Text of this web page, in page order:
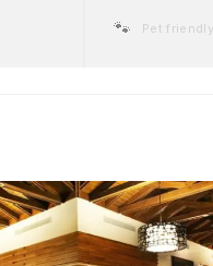
🐾 Pet friendly